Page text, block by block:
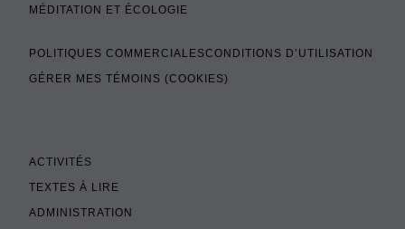
MÉDITATION ET ÉCOLOGIE
POLITIQUES COMMERCIALESCONDITIONS D’UTILISATION
GÉRER MES TÉMOINS (COOKIES)
ACTIVITÉS
TEXTES À LIRE
ADMINISTRATION